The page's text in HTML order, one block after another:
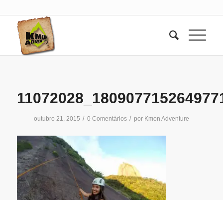
outubro 21, 2015 / 0 Comentários / por Kmon Adventure